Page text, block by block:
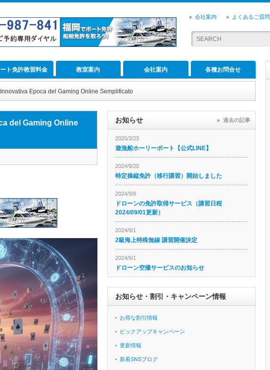
会社案内 よくあるご質問
ト免許教習料金 教室案内 会社案内 各種お問合せ
Epoca del Gaming Online Semplificato
del Gaming Online
お知らせ
2025/3/23
遊漁船ホーリーボート【公式LINE】
2024/9/20
特定操縦免許（移行講習）開始しました
2024/9/8
ドローンの免許取得サービス（講習日程
2024/09/01更新）
2024/9/1
2級海上特殊無線 講習開催決定
2024/9/1
ドローン空撮サービスのお知らせ
過去の記事
お知らせ・割引・キャンペーン情報
お得な割引情報
ピックアップキャンペーン
更新情報
新着SNSブログ